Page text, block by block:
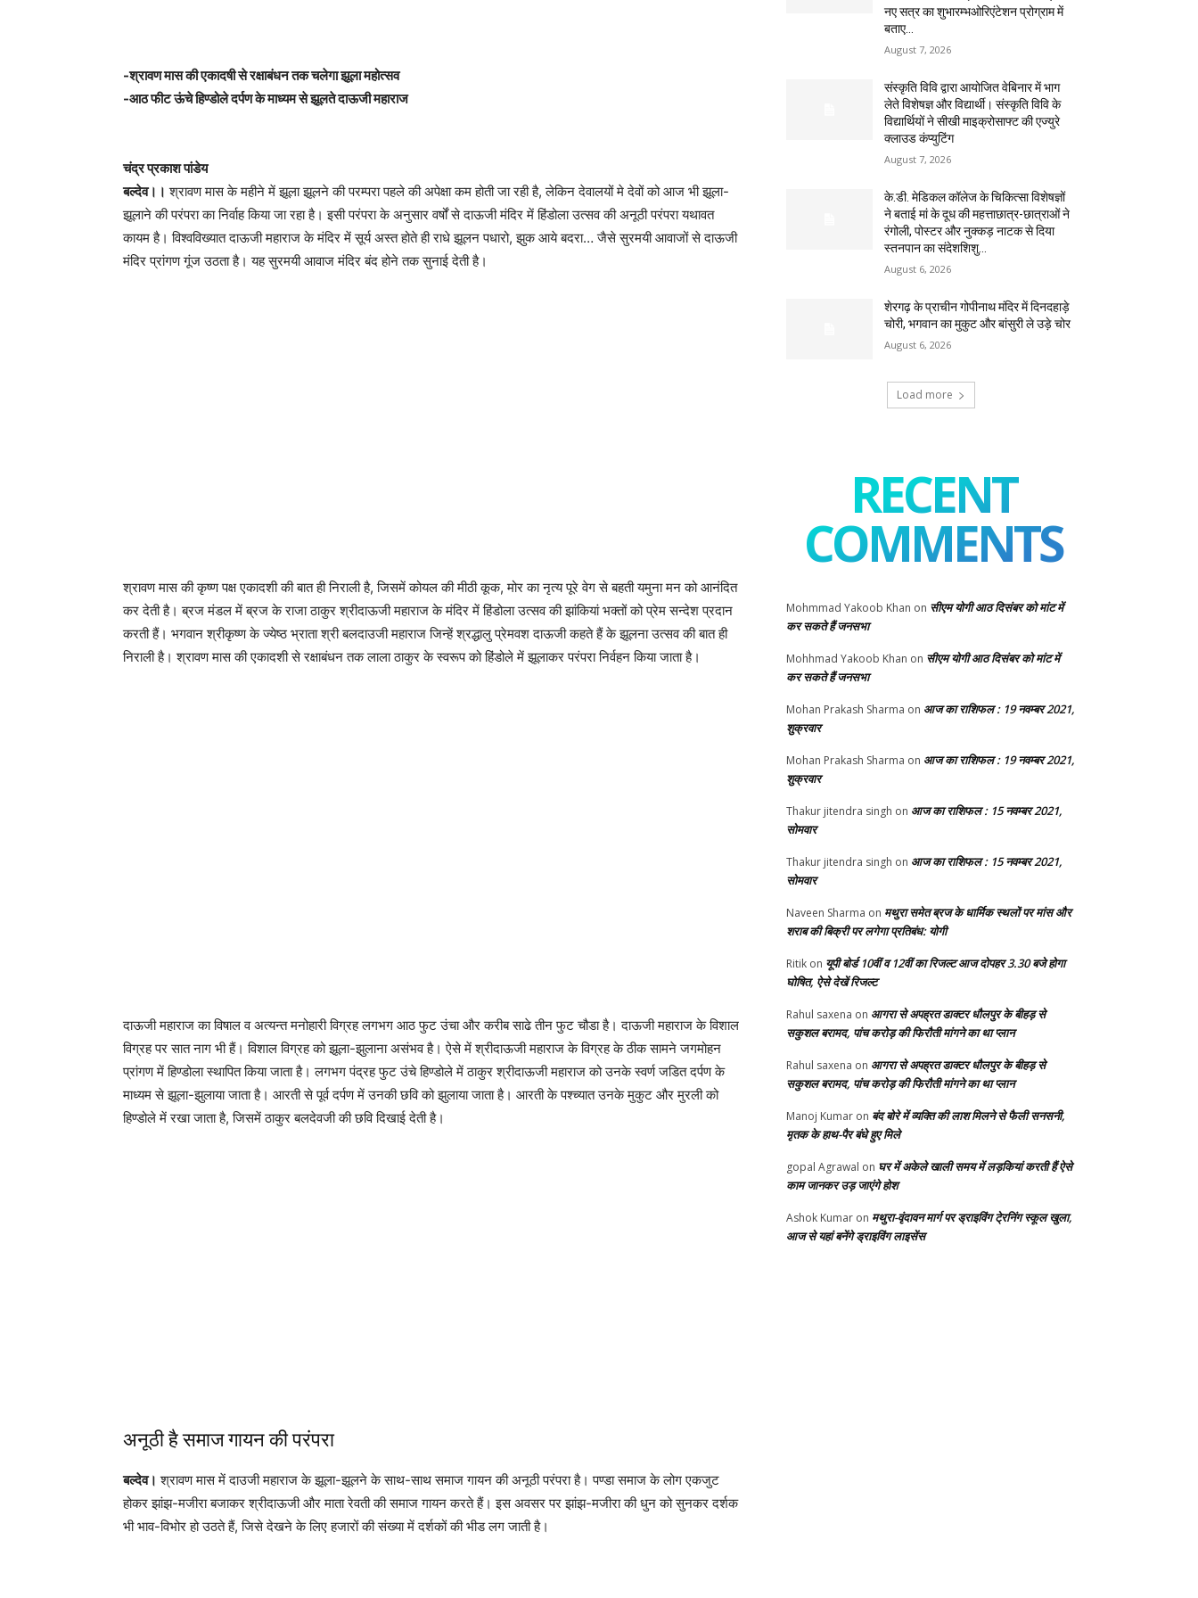
-श्रावण मास की एकादषी से रक्षाबंधन तक चलेगा झूला महोत्सव
-आठ फीट ऊंचे हिण्डोले दर्पण के माध्यम से झूलते दाऊजी महाराज
चंद्र प्रकाश पांडेय
बल्देव।। श्रावण मास के महीने में झूला झूलने की परम्परा पहले की अपेक्षा कम होती जा रही है, लेकिन देवालयों मे देवों को आज भी झूला-
झूलाने की परंपरा का निर्वाह किया जा रहा है। इसी परंपरा के अनुसार वर्षों से दाऊजी मंदिर में हिंडोला उत्सव की अनूठी परंपरा यथावत
कायम है। विश्वविख्यात दाऊजी महाराज के मंदिर में सूर्य अस्त होते ही राधे झूलन पधारो, झुक आये बदरा… जैसे सुरमयी आवाजों से दाऊजी
मंदिर प्रांगण गूंज उठता है। यह सुरमयी आवाज मंदिर बंद होने तक सुनाई देती है।
श्रावण मास की कृष्ण पक्ष एकादशी की बात ही निराली है, जिसमें कोयल की मीठी कूक, मोर का नृत्य पूरे वेग से बहती यमुना मन को आनंदित
कर देती है। ब्रज मंडल में ब्रज के राजा ठाकुर श्रीदाऊजी महाराज के मंदिर में हिंडोला उत्सव की झांकियां भक्तों को प्रेम सन्देश प्रदान
करती हैं। भगवान श्रीकृष्ण के ज्येष्ठ भ्राता श्री बलदाउजी महाराज जिन्हें श्रद्धालु प्रेमवश दाऊजी कहते हैं के झूलना उत्सव की बात ही
निराली है। श्रावण मास की एकादशी से रक्षाबंधन तक लाला ठाकुर के स्वरूप को हिंडोले में झूलाकर परंपरा निर्वहन किया जाता है।
दाऊजी महाराज का विषाल व अत्यन्त मनोहारी विग्रह लगभग आठ फुट उंचा और करीब साढे तीन फुट चौडा है। दाऊजी महाराज के विशाल
विग्रह पर सात नाग भी हैं। विशाल विग्रह को झूला-झुलाना असंभव है। ऐसे में श्रीदाऊजी महाराज के विग्रह के ठीक सामने जगमोहन
प्रांगण में हिण्डोला स्थापित किया जाता है। लगभग पंद्रह फुट उंचे हिण्डोले में ठाकुर श्रीदाऊजी महाराज को उनके स्वर्ण जडित दर्पण के
माध्यम से झूला-झुलाया जाता है। आरती से पूर्व दर्पण में उनकी छवि को झुलाया जाता है। आरती के पश्च्यात उनके मुकुट और मुरली को
हिण्डोले में रखा जाता है, जिसमें ठाकुर बलदेवजी की छवि दिखाई देती है।
अनूठी है समाज गायन की परंपरा
बल्देव। श्रावण मास में दाउजी महाराज के झूला-झूलने के साथ-साथ समाज गायन की अनूठी परंपरा है। पण्डा समाज के लोग एकजुट
होकर झांझ-मजीरा बजाकर श्रीदाऊजी और माता रेवती की समाज गायन करते हैं। इस अवसर पर झांझ-मजीरा की धुन को सुनकर दर्शक
भी भाव-विभोर हो उठते हैं, जिसे देखने के लिए हजारों की संख्या में दर्शकों की भीड लग जाती है।
नए सत्र का शुभारम्भओरिएंटेशन प्रोग्राम में
बताए...
August 7, 2026
संस्कृति विवि द्वारा आयोजित वेबिनार में भाग
लेते विशेषज्ञ और विद्यार्थी। संस्कृति विवि के
विद्यार्थियों ने सीखी माइक्रोसाफ्ट की एज्युरे
क्लाउड कंप्युटिंग
August 7, 2026
के.डी. मेडिकल कॉलेज के चिकित्सा विशेषज्ञों
ने बताई मां के दूध की महत्ताछात्र-छात्राओं ने
रंगोली, पोस्टर और नुक्कड़ नाटक से दिया
स्तनपान का संदेशशिशु...
August 6, 2026
शेरगढ़ के प्राचीन गोपीनाथ मंदिर में दिनदहाड़े
चोरी, भगवान का मुकुट और बांसुरी ले उड़े चोर
August 6, 2026
Load more
RECENT
COMMENTS
Mohmmad Yakoob Khan on सीएम योगी आठ दिसंबर को मांट में
कर सकते हैं जनसभा
Mohhmad Yakoob Khan on सीएम योगी आठ दिसंबर को मांट में
कर सकते हैं जनसभा
Mohan Prakash Sharma on आज का राशिफल : 19 नवम्बर 2021,
शुक्रवार
Mohan Prakash Sharma on आज का राशिफल : 19 नवम्बर 2021,
शुक्रवार
Thakur jitendra singh on आज का राशिफल : 15 नवम्बर 2021,
सोमवार
Thakur jitendra singh on आज का राशिफल : 15 नवम्बर 2021,
सोमवार
Naveen Sharma on मथुरा समेत ब्रज के धार्मिक स्थलों पर मांस और
शराब की बिक्री पर लगेगा प्रतिबंध: योगी
Ritik on यूपी बोर्ड 10वीं व 12वीं का रिजल्ट आज दोपहर 3.30 बजे होगा
घोषित, ऐसे देखें रिजल्ट
Rahul saxena on आगरा से अपह्रत डाक्टर धौलपुर के बीहड़ से
सकुशल बरामद, पांच करोड़ की फिरौती मांगने का था प्लान
Rahul saxena on आगरा से अपह्रत डाक्टर धौलपुर के बीहड़ से
सकुशल बरामद, पांच करोड़ की फिरौती मांगने का था प्लान
Manoj Kumar on बंद बोरे में व्यक्ति की लाश मिलने से फैली सनसनी,
मृतक के हाथ-पैर बंधे हुए मिले
gopal Agrawal on घर में अकेले खाली समय में लड़कियां करती हैं ऐसे
काम जानकर उड़ जाएंगे होश
Ashok Kumar on मथुरा-वृंदावन मार्ग पर ड्राइविंग टे्रनिंग स्कूल खुला,
आज से यहां बनेंगे ड्राइविंग लाइसेंस